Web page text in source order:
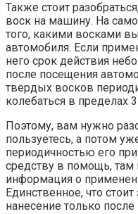
Также стоит
воск на машину. На
того, какими восками
автомобиля. Если
него срок действия
после посещения
твердых восков
колебаться в пределах
Поэтому, вам нужно
пользуетесь, а потом
периодичностью его
средству в помощь, там
информация о
Единственное, что
нанесение только